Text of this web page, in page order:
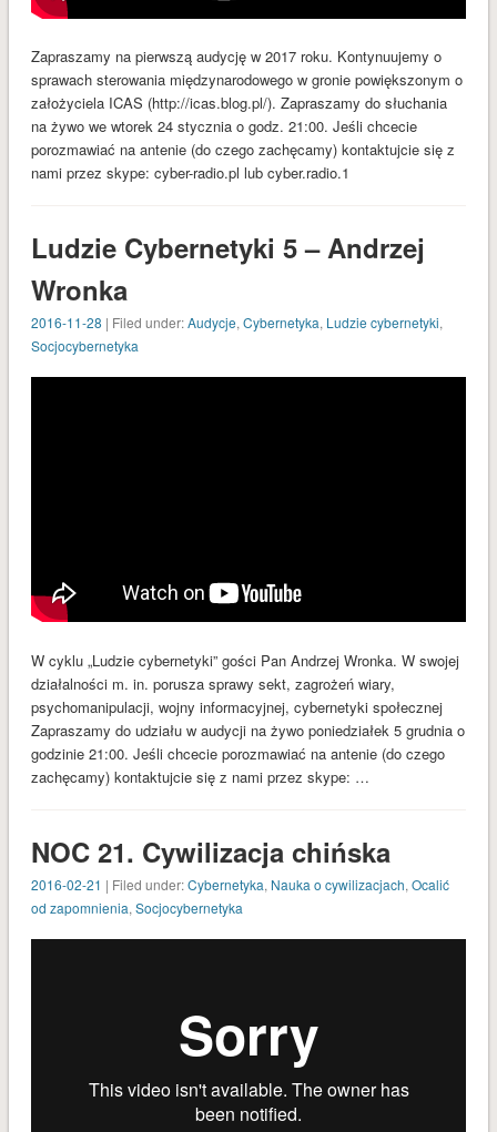
styczeń 2017
listopad 2016
październik 2016
wrzesień 2016
sierpień 2016
maj 2016
kwiecień 2016
marzec 2016
luty 2016
styczeń 2016
Cybernetyka
Kontrwywiad
Narodowa Akademia Informacyjna
Nauka o cywilizacjach
Ocalić od zapomnienia
Polska Szkoła Cybernetyki
psychocybernetyka
Socjocybernetyka
Społeczne Procesy Poznawcze
WordPress.org
Zapraszamy na pierwszą audycję w 2017 roku. Kontynuujemy o
sprawach sterowania międzynarodowego w gronie powiększonym o
założyciela ICAS (http://icas.blog.pl/). Zapraszamy do słuchania
na żywo we wtorek 24 stycznia o godz. 21:00. Jeśli chcecie
porozmawiać na antenie (do czego zachęcamy) kontaktujcie się z
nami przez skype: cyber-radio.pl lub cyber.radio.1
Ludzie Cybernetyki 5 – Andrzej
Wronka
2016-11-28 | Filed under:Audycje,Cybernetyka, Ludzie cybernetyki,
Socjocybernetyka
W cyklu „Ludzie cybernetyki” gości Pan Andrzej Wronka. W swojej
działalności m. in. porusza sprawy sekt, zagrożeń wiary,
psychomanipulacji, wojny informacyjnej, cybernetyki społecznej
Zapraszamy do udziału w audycji na żywo poniedziałek 5 grudnia o
godzinie 21:00. Jeśli chcecie porozmawiać na antenie (do czego
zachęcamy) kontaktujcie się z nami przez skype: …
NOC 21. Cywilizacja chińska
2016-02-21 | Filed under:Cybernetyka, Nauka o cywilizacjach, Ocalić
od zapomnienia, Socjocybernetyka